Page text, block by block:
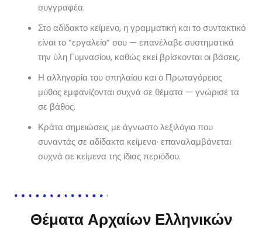
συγγραφέα.
Στο αδίδακτο κείμενο, η γραμματική και το συντακτικό
είναι το “εργαλείο” σου — επανέλαβε συστηματικά
την ύλη Γυμνασίου, καθώς εκεί βρίσκονται οι βάσεις.
Η αλληγορία του σπηλαίου και ο Πρωταγόρειος
μύθος εμφανίζονται συχνά σε θέματα — γνώρισέ τα
σε βάθος.
Κράτα σημειώσεις με άγνωστο λεξιλόγιο που
συναντάς σε αδίδακτα κείμενα· επαναλαμβάνεται
συχνά σε κείμενα της ίδιας περιόδου.
Θέματα Αρχαίων Ελληνικών